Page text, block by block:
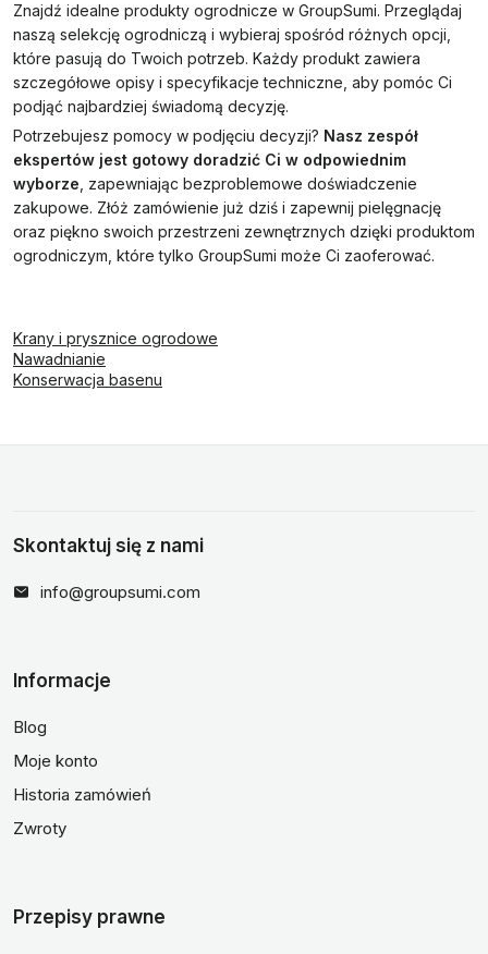
Znajdź idealne produkty ogrodnicze w GroupSumi. Przeglądaj
naszą selekcję ogrodniczą i wybieraj spośród różnych opcji,
które pasują do Twoich potrzeb. Każdy produkt zawiera
szczegółowe opisy i specyfikacje techniczne, aby pomóc Ci
podjąć najbardziej świadomą decyzję.
Potrzebujesz pomocy w podjęciu decyzji? Nasz zespół
ekspertów jest gotowy doradzić Ci w odpowiednim
wyborze , zapewniając bezproblemowe doświadczenie
zakupowe. Złóż zamówienie już dziś i zapewnij pielęgnację
oraz piękno swoich przestrzeni zewnętrznych dzięki produktom
ogrodniczym, które tylko GroupSumi może Ci zaoferować.
Krany i prysznice ogrodowe
Nawadnianie
Konserwacja basenu
Skontaktuj się z nami
info@groupsumi.com
Informacje
Blog
Moje konto
Historia zamówień
Zwroty
Przepisy prawne